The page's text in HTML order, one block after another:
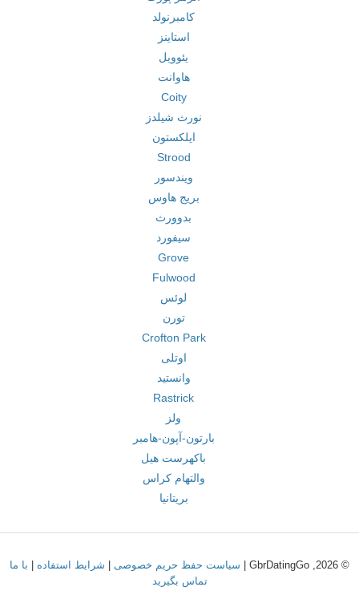
کامبرنولد
استاینز
یئوویل
هاوانت
Coity
نورث شیلدز
ایلکستون
Strood
ویندسور
بریج هاوس
بدوورث
سیفورد
Grove
Fulwood
لوئس
تورن
Crofton Park
اوتلی
وانستید
Rastrick
ولز
بارتون-آپون-هامبر
باکهرست هیل
والتهام کراس
بریتانیا
© 2026, GbrDatingGo | سیاست حفظ حریم خصوصی شرایط استفاده
با ما
تماس بگیرید